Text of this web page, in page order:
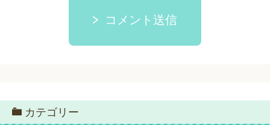
コメント送信
カテゴリー